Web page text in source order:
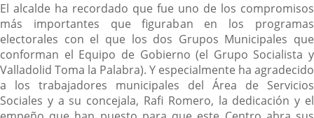
El alcalde ha recordado que fue uno de los compromisos
más importantes que figuraban en los programas
electorales con el que los dos Grupos Municipales que
conforman el Equipo de Gobierno (el Grupo Socialista y
Valladolid Toma la Palabra). Y especialmente ha agradecido
a los trabajadores municipales del Área de Servicios
Sociales y a su concejala, Rafi Romero, la dedicación y el